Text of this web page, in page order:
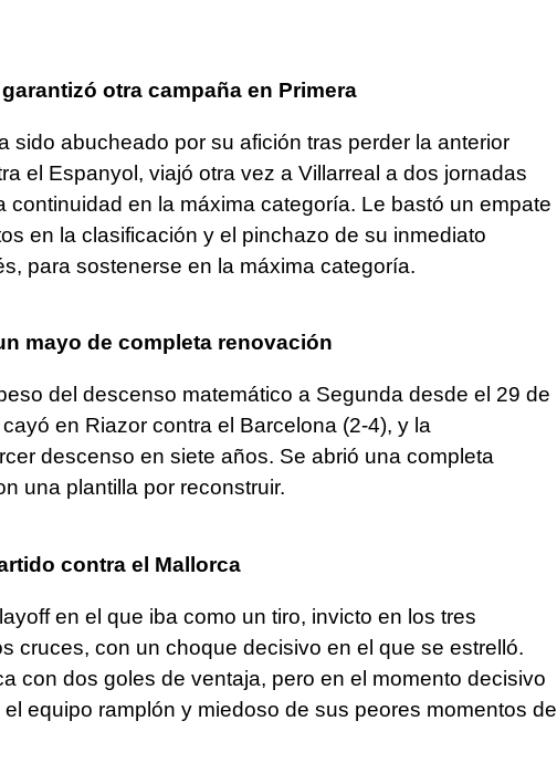
otra campaña en Primera
sido abucheado por su afición tras perder la anterior
el Espanyol, viajó otra vez a Villarreal a dos jornadas
continuidad en la máxima categoría. Le bastó un empate
en la clasificación y el pinchazo de su inmediato
para sostenerse en la máxima categoría.
mayo de completa renovación
del descenso matemático a Segunda desde el 29 de
en Riazor contra el Barcelona (2-4), y la
descenso en siete años. Se abrió una completa
una plantilla por reconstruir.
contra el Mallorca
en el que iba como un tiro, invicto en los tres
cruces, con un choque decisivo en el que se estrelló.
con dos goles de ventaja, pero en el momento decisivo
equipo ramplón y miedoso de sus peores momentos de